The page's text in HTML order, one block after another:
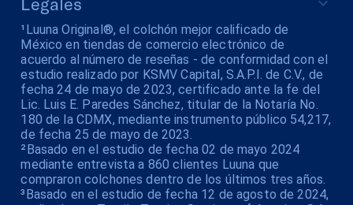
¹Luuna Original®, el colchón mejor calificado de
México en tiendas de comercio electrónico de
acuerdo al número de reseñas - de conformidad con el
estudio realizado por KSMV Capital, S.A.P.I. de C.V., de
fecha 24 de mayo de 2023, certificado ante la fe del
Lic. Luis E. Paredes Sánchez, titular de la Notaría No.
180 de la CDMX, mediante instrumento público 54,217,
de fecha 25 de mayo de 2023.
²Basado en el estudio de fecha 02 de mayo 2024
mediante entrevista a 860 clientes Luuna que
compraron colchones dentro de los últimos tres años.
³Basado en el estudio de fecha 12 de agosto de 2024,